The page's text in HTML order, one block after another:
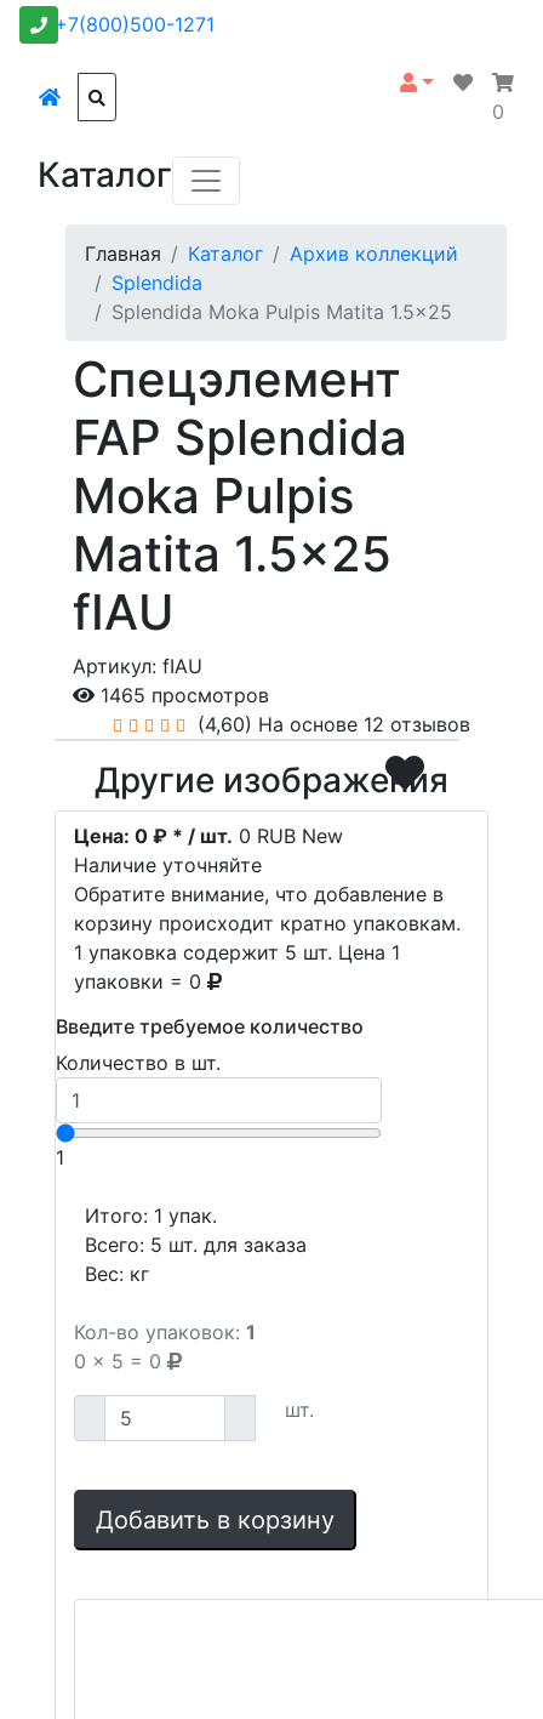
+7(800)500-1271
0
Каталог
Главная Каталог
Архив коллекций
Splendida
Splendida Moka Pulpis Matita 1.5x25
Спецэлемент
FAP Splendida
Moka Pulpis
Matita 1.5x25
fIAU
Артикул: fIAU
1465 просмотров
(4,60) На основе 12 отзывов
Другие изображения
Цена: 0 ₽ * / шт. 0 RUB New
Наличие уточняйте
Обратите внимание, что добавление в
корзину происходит кратно упаковкам.
1 упаковка содержит 5 шт. Цена 1
упаковки = 0
Введите требуемое количество
Количество в шт.
1
Итого: 1 упак.
Всего: 5 шт. для заказа
Вес: кг
Кол-во упаковок: 1
0 x 5 = 0
шт.
Добавить в корзину